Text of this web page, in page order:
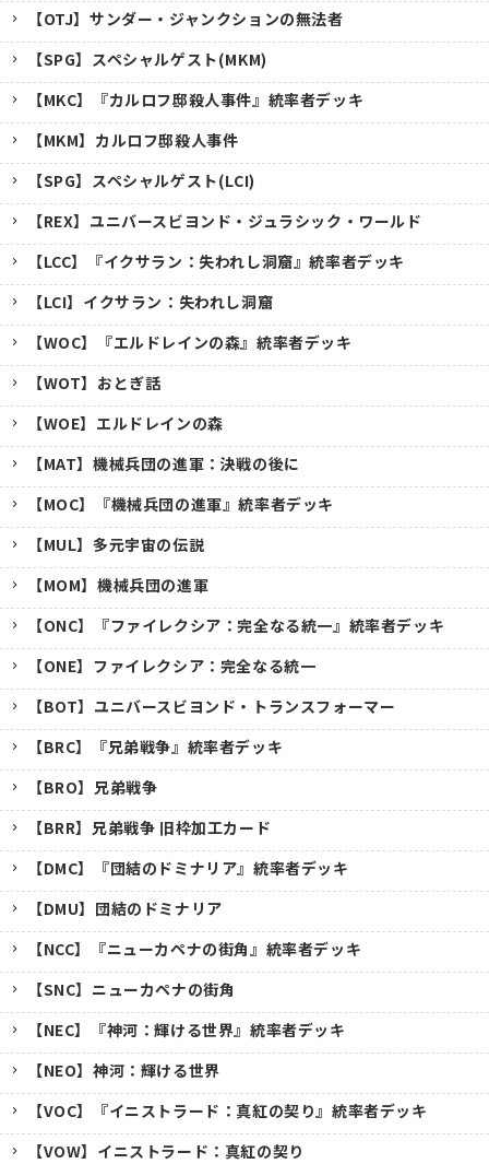
【OTJ】サンダー・ジャンクションの無法者
【SPG】スペシャルゲスト(MKM)
【MKC】『カルロフ邸殺人事件』統率者デッキ
【MKM】カルロフ邸殺人事件
【SPG】スペシャルゲスト(LCI)
【REX】ユニバースビヨンド・ジュラシック・ワールド
【LCC】『イクサラン：失われし洞窟』統率者デッキ
【LCI】イクサラン：失われし洞窟
【WOC】『エルドレインの森』統率者デッキ
【WOT】おとぎ話
【WOE】エルドレインの森
【MAT】機械兵団の進軍：決戦の後に
【MOC】『機械兵団の進軍』統率者デッキ
【MUL】多元宇宙の伝説
【MOM】機械兵団の進軍
【ONC】『ファイレクシア：完全なる統一』統率者デッキ
【ONE】ファイレクシア：完全なる統一
【BOT】ユニバースビヨンド・トランスフォーマー
【BRC】『兄弟戦争』統率者デッキ
【BRO】兄弟戦争
【BRR】兄弟戦争 旧枠加工カード
【DMC】『団結のドミナリア』統率者デッキ
【DMU】団結のドミナリア
【NCC】『ニューカペナの街角』統率者デッキ
【SNC】ニューカペナの街角
【NEC】『神河：輝ける世界』統率者デッキ
【NEO】神河：輝ける世界
【VOC】『イニストラード：真紅の契り』統率者デッキ
【VOW】イニストラード：真紅の契り